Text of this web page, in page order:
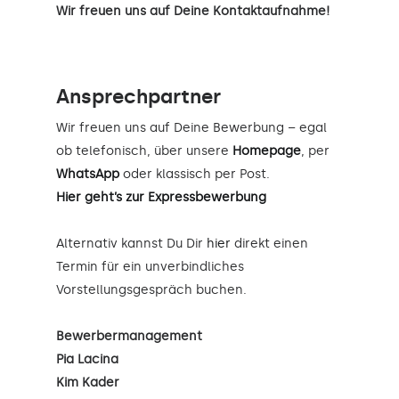
Wir freuen uns auf Deine Kontaktaufnahme!
Ansprechpartner
Wir freuen uns auf Deine Bewerbung – egal
ob telefonisch, über unsere Homepage, per
WhatsApp oder klassisch per Post.
Hier geht’s zur Expressbewerbung
Alternativ kannst Du Dir hier direkt einen
Termin für ein unverbindliches
Vorstellungsgespräch buchen.
Bewerbermanagement
Pia Lacina
Kim Kader